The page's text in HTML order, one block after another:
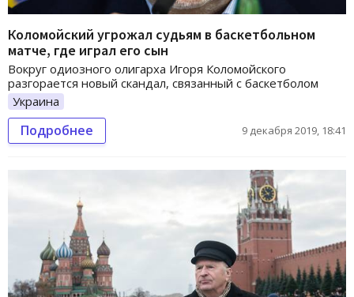
Коломойский угрожал судьям в баскетбольном
матче, где играл его сын
Вокруг одиозного олигарха Игоря Коломойского
разгорается новый скандал, связанный с баскетболом
Украина
Подробнее 9 декабря 2019, 18:41